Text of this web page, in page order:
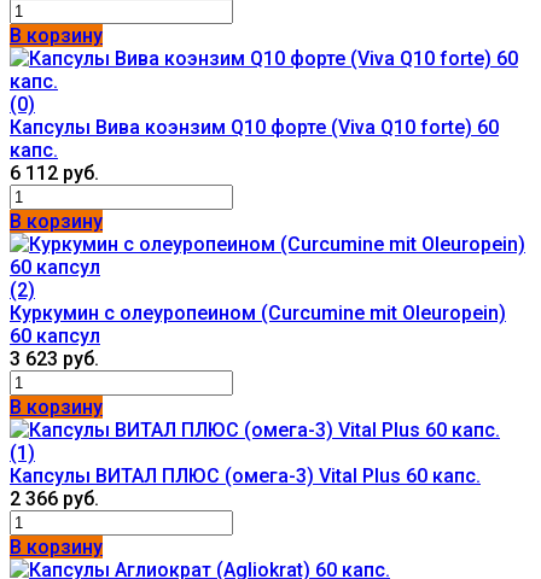
В корзину
(0)
Капсулы Вива коэнзим Q10 форте (Viva Q10 forte) 60
капс.
6 112 руб.
В корзину
(2)
Куркумин с олеуропеином (Curcumine mit Oleuropein)
60 капсул
3 623 руб.
В корзину
(1)
Капсулы ВИТАЛ ПЛЮС (омега-3) Vital Plus 60 капс.
2 366 руб.
В корзину